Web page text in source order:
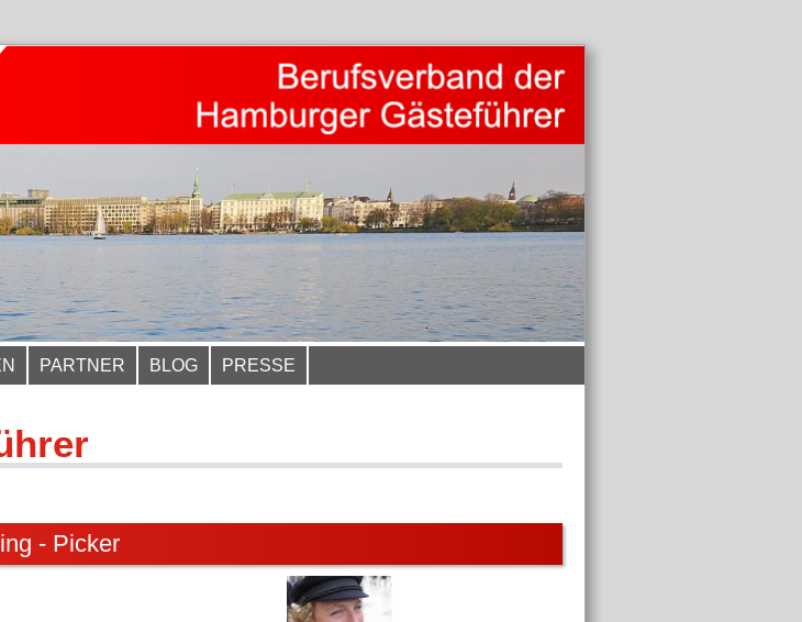
PARTNER BLOG PRESSE
- Picker